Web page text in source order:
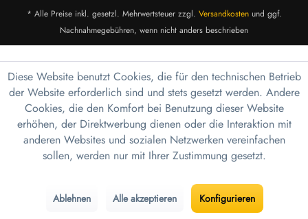
* Alle Preise inkl. gesetzl. Mehrwertsteuer zzgl. Versandkostenund ggf.
Nachnahmegebühren, wenn nicht anders beschrieben
Diese Website benutzt Cookies, die für den technischen Betrieb
der Website erforderlich sind und stets gesetzt werden. Andere
Cookies, die den Komfort bei Benutzung dieser Website
erhöhen, der Direktwerbung dienen oder die Interaktion mit
anderen Websites und sozialen Netzwerken vereinfachen
sollen, werden nur mit Ihrer Zustimmung gesetzt.
Ablehnen Alle akzeptieren Konfigurieren